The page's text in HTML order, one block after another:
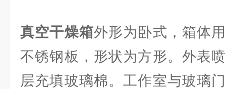
真空干燥箱外形为卧式，箱体
不锈钢板，形状为方形。外表
层充填玻璃棉。工作室与玻璃